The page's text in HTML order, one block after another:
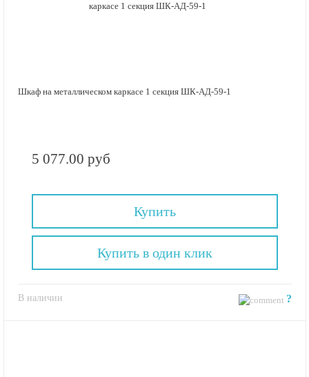
Шкаф на металлическом каркасе 1 секция ШК-АД-59-1
5 077.00 руб
Купить
В наличии ?
Купить в один клик